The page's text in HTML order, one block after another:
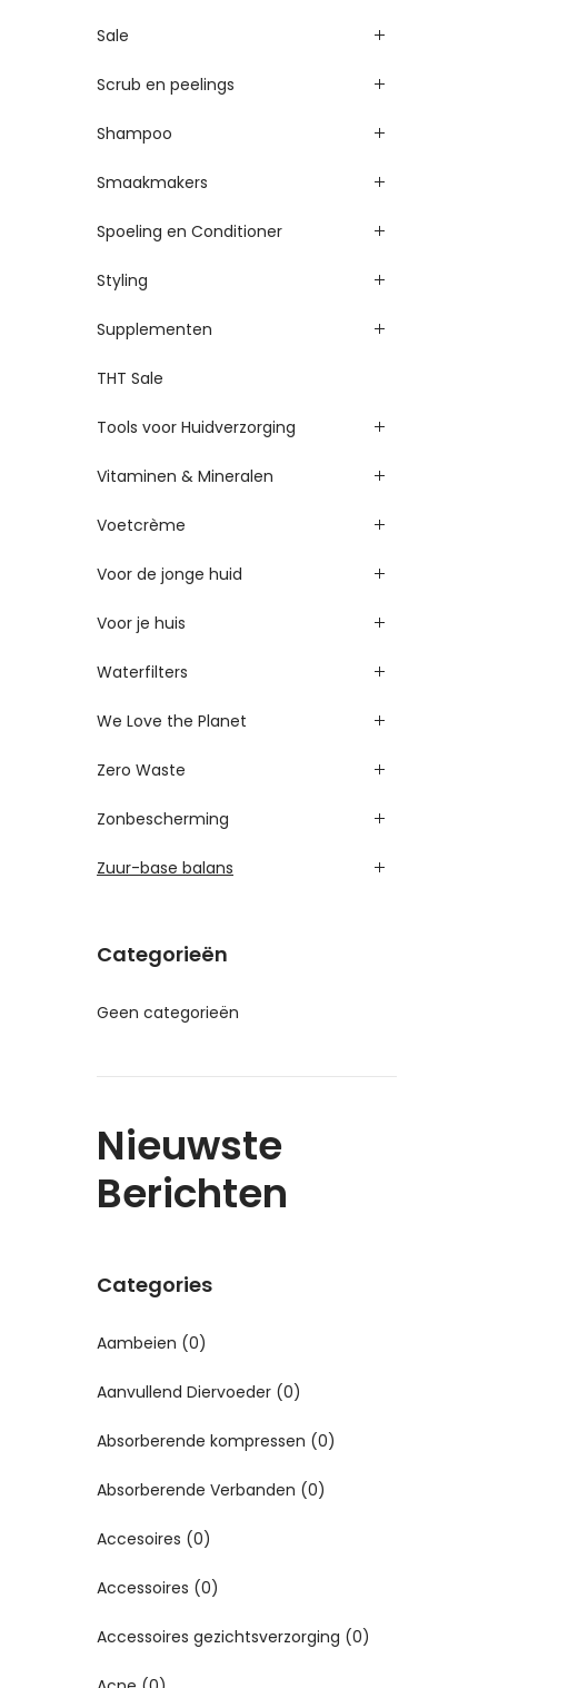
Sale
Scrub en peelings
Shampoo
Smaakmakers
Spoeling en Conditioner
Styling
Supplementen
THT Sale
Tools voor Huidverzorging
Vitaminen & Mineralen
Voetcrème
Voor de jonge huid
Voor je huis
Waterfilters
We Love the Planet
Zero Waste
Zonbescherming
Zuur-base balans
Categorieën
Geen categorieën
Nieuwste
Berichten
Categories
Aambeien (0)
Aanvullend Diervoeder (0)
Absorberende kompressen (0)
Absorberende Verbanden (0)
Accesoires (0)
Accessoires (0)
Accessoires gezichtsverzorging (0)